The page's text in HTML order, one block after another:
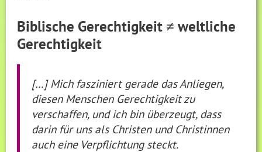
Biblische Gerechtigkeit ≠ weltliche
Gerechtigkeit
[…] Mich fasziniert gerade das Anliegen,
diesen Menschen Gerechtigkeit zu
verschaffen, und ich bin überzeugt, dass
darin für uns als Christen und Christinnen
auch eine Verpflichtung steckt.